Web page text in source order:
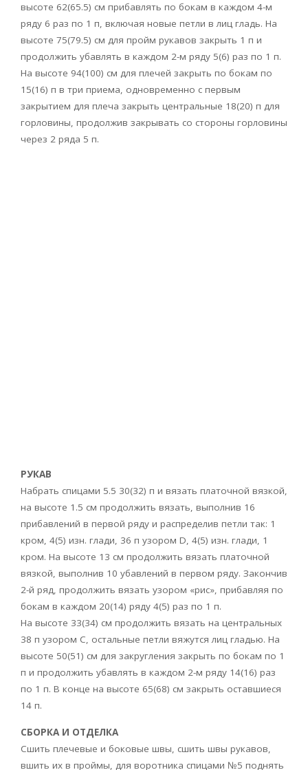
высоте 62(65.5) см прибавлять по бокам в каждом 4-м
ряду 6 раз по 1 п, включая новые петли в лиц гладь. На
высоте 75(79.5) см для пройм рукавов закрыть 1 п и
продолжить убавлять в каждом 2-м ряду 5(6) раз по 1 п.
На высоте 94(100) см для плечей закрыть по бокам по
15(16) п в три приема, одновременно с первым
закрытием для плеча закрыть центральные 18(20) п для
горловины, продолжив закрывать со стороны горловины
через 2 ряда 5 п.
РУКАВ
Набрать спицами 5.5 30(32) п и вязать платочной вязкой,
на высоте 1.5 см продолжить вязать, выполнив 16
прибавлений в первой ряду и распределив петли так: 1
кром, 4(5) изн. глади, 36 п узором D, 4(5) изн. глади, 1
кром. На высоте 13 см продолжить вязать платочной
вязкой, выполнив 10 убавлений в первом ряду. Закончив
2-й ряд, продолжить вязать узором «рис», прибавляя по
бокам в каждом 20(14) ряду 4(5) раз по 1 п.
На высоте 33(34) см продолжить вязать на центральных
38 п узором С, остальные петли вяжутся лиц гладью. На
высоте 50(51) см для закругления закрыть по бокам по 1
п и продолжить убавлять в каждом 2-м ряду 14(16) раз
по 1 п. В конце на высоте 65(68) см закрыть оставшиеся
14 п.
СБОРКА И ОТДЕЛКА
Сшить плечевые и боковые швы, сшить швы рукавов,
вшить их в проймы, для воротника спицами №5 поднять